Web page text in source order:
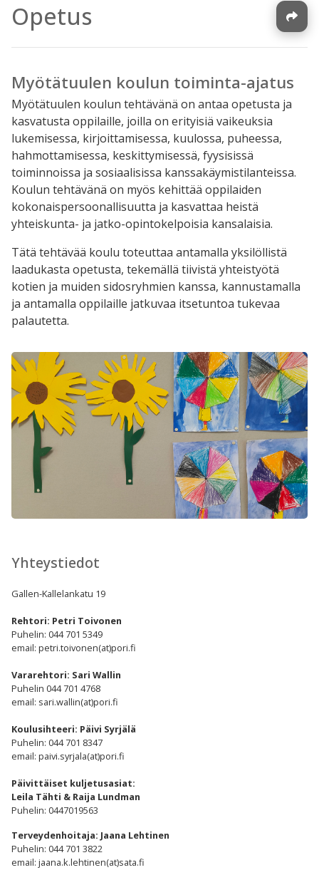
Opetus
Myötätuulen koulun toiminta-ajatus
Myötätuulen koulun tehtävänä on antaa opetusta ja
kasvatusta oppilaille, joilla on erityisiä vaikeuksia
lukemisessa, kirjoittamisessa, kuulossa, puheessa,
hahmottamisessa, keskittymisessä, fyysisissä
toiminnoissa ja sosiaalisissa kanssakäymistilanteissa.
Koulun tehtävänä on myös kehittää oppilaiden
kokonaispersoonallisuutta ja kasvattaa heistä
yhteiskunta- ja jatko-opintokelpoisia kansalaisia.
Tätä tehtävää koulu toteuttaa antamalla yksilöllistä
laadukasta opetusta, tekemällä tiivistä yhteistyötä
kotien ja muiden sidosryhmien kanssa, kannustamalla
ja antamalla oppilaille jatkuvaa itsetuntoa tukevaa
palautetta.
Yhteystiedot
Gallen-Kallelankatu 19
Rehtori: Petri Toivonen
Puhelin: 044 701 5349
email: petri.toivonen(at)pori.fi
Vararehtori: Sari Wallin
Puhelin 044 701 4768
email: sari.wallin(at)pori.fi
Koulusihteeri: Päivi Syrjälä
Puhelin: 044 701 8347
email: paivi.syrjala(at)pori.fi
Päivittäiset kuljetusasiat:
Leila Tähti & Raija Lundman
Puhelin: 0447019563
Terveydenhoitaja: Jaana Lehtinen
Puhelin: 044 701 3822
email: jaana.k.lehtinen(at)sata.fi